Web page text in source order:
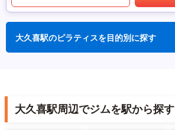
大久喜駅のピラティスを目的別に探す
大久喜駅周辺でジムを駅から探す